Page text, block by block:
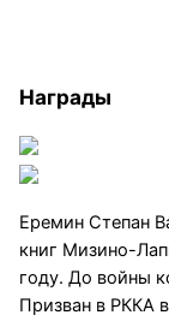
Награды
Еремин Степан
книг Мизино-
году. До войны
Призван в РККА